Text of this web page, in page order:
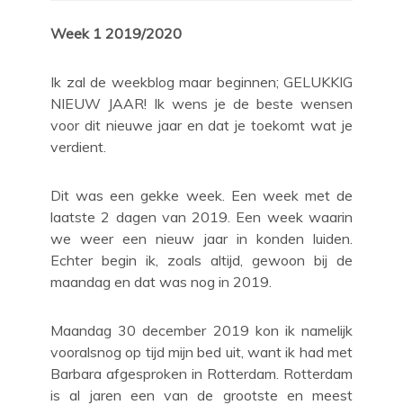
Week 1 2019/2020
Ik zal de weekblog maar beginnen; GELUKKIG
NIEUW JAAR! Ik wens je de beste wensen
voor dit nieuwe jaar en dat je toekomt wat je
verdient.
Dit was een gekke week. Een week met de
laatste 2 dagen van 2019. Een week waarin
we weer een nieuw jaar in konden luiden.
Echter begin ik, zoals altijd, gewoon bij de
maandag en dat was nog in 2019.
Maandag 30 december 2019 kon ik namelijk
vooralsnog op tijd mijn bed uit, want ik had met
Barbara afgesproken in Rotterdam. Rotterdam
is al jaren een van de grootste en meest